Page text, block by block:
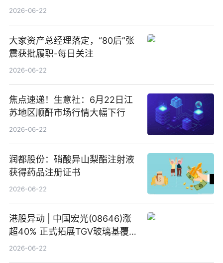
回580万股
2026-06-22
大家资产总经理落定，“80后”张
震获批履职-每日关注
2026-06-22
焦点速递！生意社：6月22日江
苏地区顺酐市场行情大幅下行
2026-06-22
润都股份：硝酸异山梨酯注射液
获得药品注册证书
2026-06-22
港股异动 | 中国宏光(08646)涨
超40% 正式拓展TGV玻璃基覆铜
板新材料业务
2026-06-22